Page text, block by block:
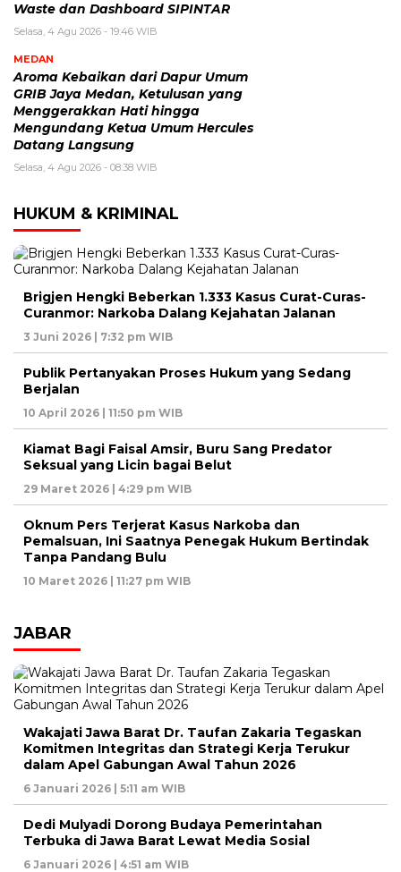
Waste dan Dashboard SIPINTAR
Selasa, 4 Agu 2026 - 19:46 WIB
MEDAN
Aroma Kebaikan dari Dapur Umum
GRIB Jaya Medan, Ketulusan yang
Menggerakkan Hati hingga
Mengundang Ketua Umum Hercules
Datang Langsung
Selasa, 4 Agu 2026 - 08:38 WIB
HUKUM & KRIMINAL
Brigjen Hengki Beberkan 1.333 Kasus Curat-Curas-
Curanmor: Narkoba Dalang Kejahatan Jalanan
3 Juni 2026 | 7:32 pm WIB
Publik Pertanyakan Proses Hukum yang Sedang
Berjalan
10 April 2026 | 11:50 pm WIB
Kiamat Bagi Faisal Amsir, Buru Sang Predator
Seksual yang Licin bagai Belut
29 Maret 2026 | 4:29 pm WIB
Oknum Pers Terjerat Kasus Narkoba dan
Pemalsuan, Ini Saatnya Penegak Hukum Bertindak
Tanpa Pandang Bulu
10 Maret 2026 | 11:27 pm WIB
JABAR
Wakajati Jawa Barat Dr. Taufan Zakaria Tegaskan
Komitmen Integritas dan Strategi Kerja Terukur
dalam Apel Gabungan Awal Tahun 2026
6 Januari 2026 | 5:11 am WIB
Dedi Mulyadi Dorong Budaya Pemerintahan
Terbuka di Jawa Barat Lewat Media Sosial
6 Januari 2026 | 4:51 am WIB